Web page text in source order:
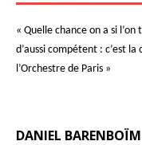
« Quelle chance on a si l’on
d’aussi compétent : c’est
l’Orchestre de Paris »
DANIEL